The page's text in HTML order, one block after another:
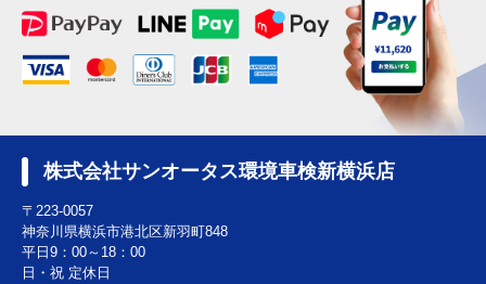
株式会社サンオータス環境車検新横浜店
〒223-0057
神奈川県横浜市港北区新羽町848
平日9：00～18：00
日・祝 定休日